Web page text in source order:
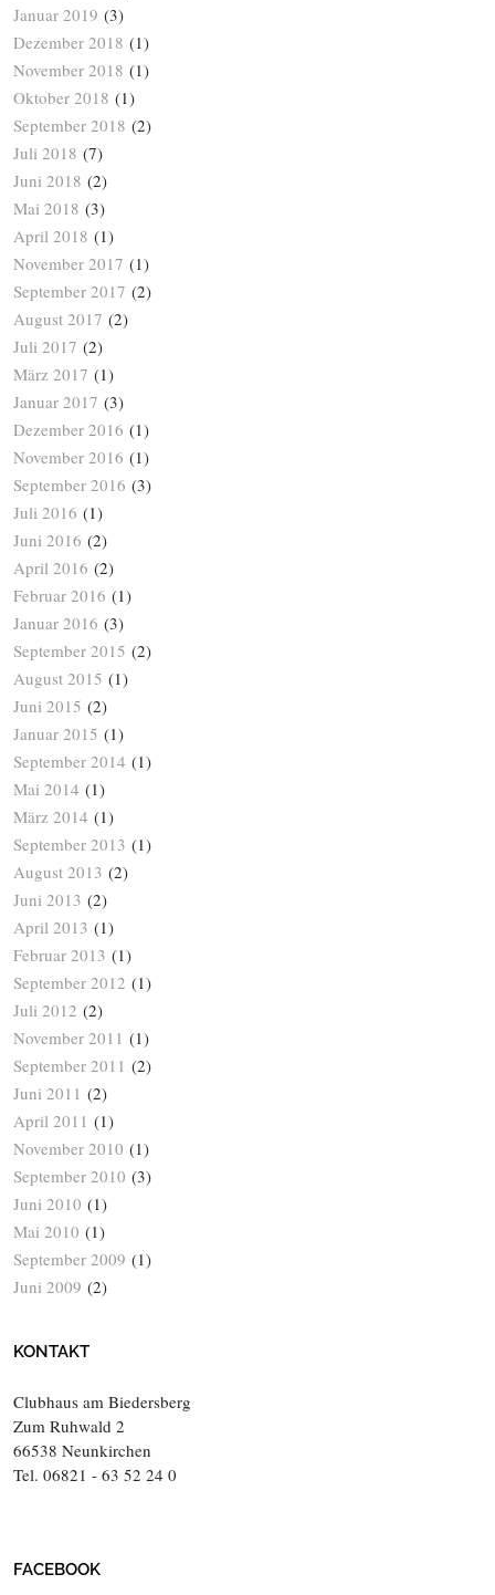
Januar 2019 (3)
Dezember 2018 (1)
November 2018 (1)
Oktober 2018 (1)
September 2018 (2)
Juli 2018 (7)
Juni 2018 (2)
Mai 2018 (3)
April 2018 (1)
November 2017 (1)
September 2017 (2)
August 2017 (2)
Juli 2017 (2)
März 2017 (1)
Januar 2017 (3)
Dezember 2016 (1)
November 2016 (1)
September 2016 (3)
Juli 2016 (1)
Juni 2016 (2)
April 2016 (2)
Februar 2016 (1)
Januar 2016 (3)
September 2015 (2)
August 2015 (1)
Juni 2015 (2)
Januar 2015 (1)
September 2014 (1)
Mai 2014 (1)
März 2014 (1)
September 2013 (1)
August 2013 (2)
Juni 2013 (2)
April 2013 (1)
Februar 2013 (1)
September 2012 (1)
Juli 2012 (2)
November 2011 (1)
September 2011 (2)
Juni 2011 (2)
April 2011 (1)
November 2010 (1)
September 2010 (3)
Juni 2010 (1)
Mai 2010 (1)
September 2009 (1)
Juni 2009 (2)
KONTAKT
Clubhaus am Biedersberg
Zum Ruhwald 2
66538 Neunkirchen
Tel. 06821 - 63 52 24 0
FACEBOOK